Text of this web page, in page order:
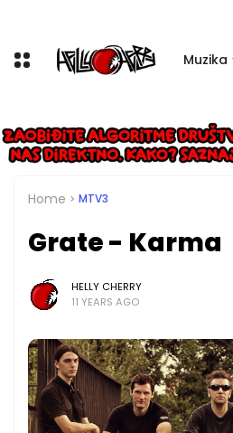
Muzika
Home MTV3
Grate - Karma
HELLY CHERRY
11 YEARS AGO